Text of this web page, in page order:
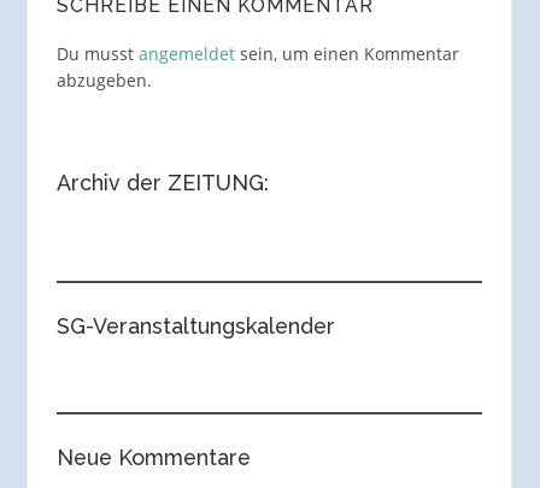
SCHREIBE EINEN KOMMENTAR
Du musst angemeldetsein, um einen Kommentar
abzugeben.
Archiv der ZEITUNG:
SG-Veranstaltungskalender
Neue Kommentare